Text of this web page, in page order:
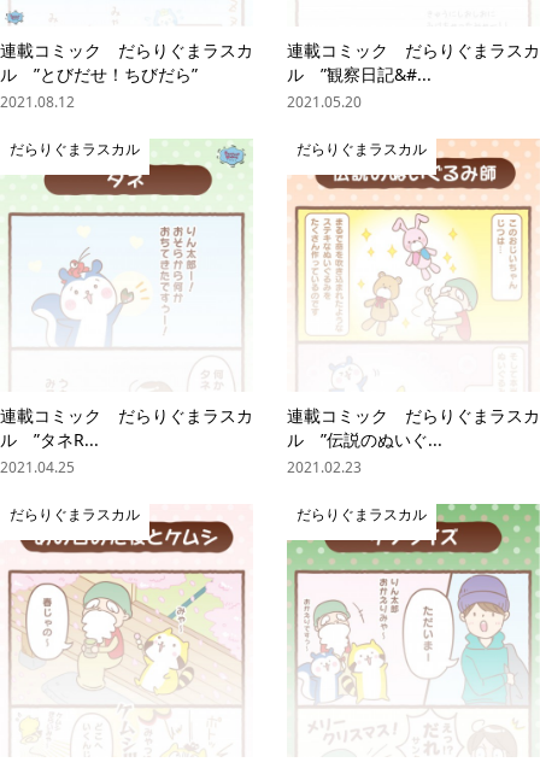
連載コミック だらりぐまラスカ
ル ”とびだせ！ちびだら”
2021.08.12
連載コミック だらりぐまラスカ
ル ”観察日記&#...
2021.05.20
だらりぐまラスカル
連載コミック だらりぐまラスカ
ル ”タネR...
2021.04.25
だらりぐまラスカル
連載コミック だらりぐまラスカ
ル ”伝説のぬいぐ...
2021.02.23
だらりぐまラスカル だらりぐまラスカル